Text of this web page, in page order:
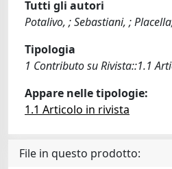
Tutti gli autori
Potalivo, ; Sebastiani, ;
Tipologia
1 Contributo su Rivista::1.1
Appare nelle tipologie:
1.1 Articolo in rivista
File in questo prodotto: